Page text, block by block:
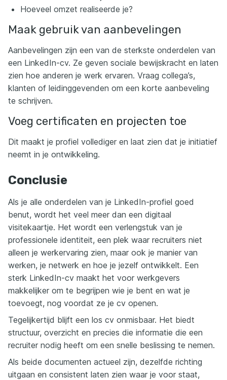
Hoeveel omzet realiseerde je?
Maak gebruik van aanbevelingen
Aanbevelingen zijn een van de sterkste onderdelen van
een LinkedIn-cv. Ze geven sociale bewijskracht en laten
zien hoe anderen je werk ervaren. Vraag collega’s,
klanten of leidinggevenden om een korte aanbeveling
te schrijven.
Voeg certificaten en projecten toe
Dit maakt je profiel vollediger en laat zien dat je initiatief
neemt in je ontwikkeling.
Conclusie
Als je alle onderdelen van je LinkedIn-profiel goed
benut, wordt het veel meer dan een digitaal
visitekaartje. Het wordt een verlengstuk van je
professionele identiteit, een plek waar recruiters niet
alleen je werkervaring zien, maar ook je manier van
werken, je netwerk en hoe je jezelf ontwikkelt. Een
sterk LinkedIn-cv maakt het voor werkgevers
makkelijker om te begrijpen wie je bent en wat je
toevoegt, nog voordat ze je cv openen.
Tegelijkertijd blijft een los cv onmisbaar. Het biedt
structuur, overzicht en precies die informatie die een
recruiter nodig heeft om een snelle beslissing te nemen.
Als beide documenten actueel zijn, dezelfde richting
uitgaan en consistent laten zien waar je voor staat,